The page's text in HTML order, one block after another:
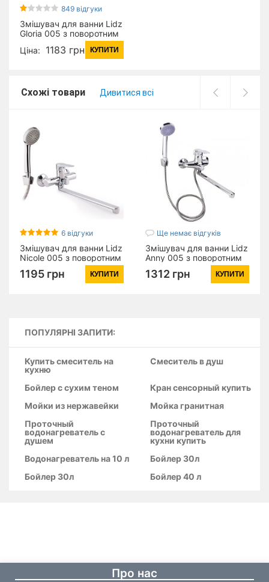
849 відгуки
Змішувач для ванни Lidz
Gloria 005 з поворотним
виливом (з душовим
гарнітуром) (k35)
LDGLO005CRM35117
Ціна: 1183 грн КУПИТИ
Схожі товари Дивитися всі
6 відгуки
Змішувач для ванни Lidz
Nicole 005 з поворотним
виливом (з душовим
гарнітуром) (k35)
LDNIC005CRM22140
1195 грн КУПИТИ
Ще немає відгуків
Змішувач для ванни Lidz
Anny 005 з поворотним
виливом (з душовим
гарнітуром) (k40)
LDANN005CRM35120
1312 грн КУПИТИ
ПОПУЛЯРНІ ЗАПИТИ:
Купить смеситель на
кухню
Смеситель в душ
Бойлер с сухим теном
Кран сенсорный купить
Мойки из нержавейки
Мойка гранитная
Проточный
водонагреватель с
душем
Проточный
водонагреватель для
кухни купить
Водонагреватель на 10 л
Бойлер 30л
Бойлер 30л
Бойлер 40 л
Про нас